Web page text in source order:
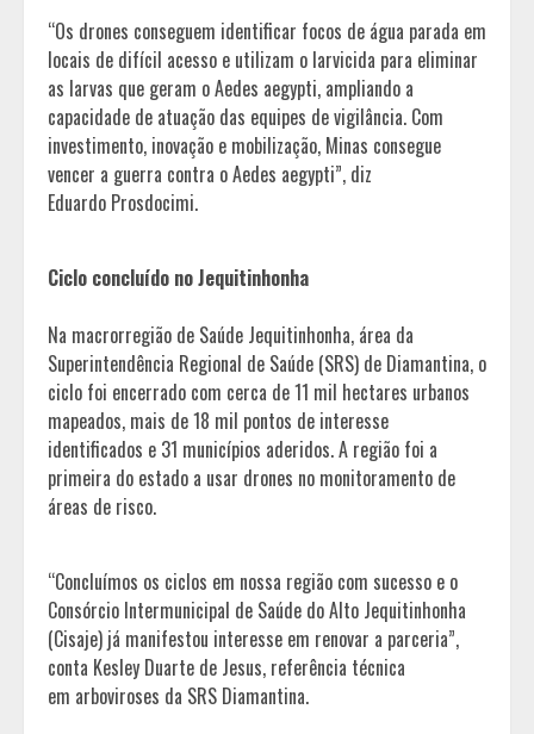
“Os drones conseguem identificar focos de água parada em
locais de difícil acesso e utilizam o larvicida para eliminar
as larvas que geram o Aedes aegypti, ampliando a
capacidade de atuação das equipes de vigilância. Com
investimento, inovação e mobilização, Minas consegue
vencer a guerra contra o Aedes aegypti”, diz
Eduardo Prosdocimi.
Ciclo concluído no Jequitinhonha
Na macrorregião de Saúde Jequitinhonha, área da
Superintendência Regional de Saúde (SRS) de Diamantina, o
ciclo foi encerrado com cerca de 11 mil hectares urbanos
mapeados, mais de 18 mil pontos de interesse
identificados e 31 municípios aderidos. A região foi a
primeira do estado a usar drones no monitoramento de
áreas de risco.
“Concluímos os ciclos em nossa região com sucesso e o
Consórcio Intermunicipal de Saúde do Alto Jequitinhonha
(Cisaje) já manifestou interesse em renovar a parceria”,
conta Kesley Duarte de Jesus, referência técnica
em arboviroses da SRS Diamantina.